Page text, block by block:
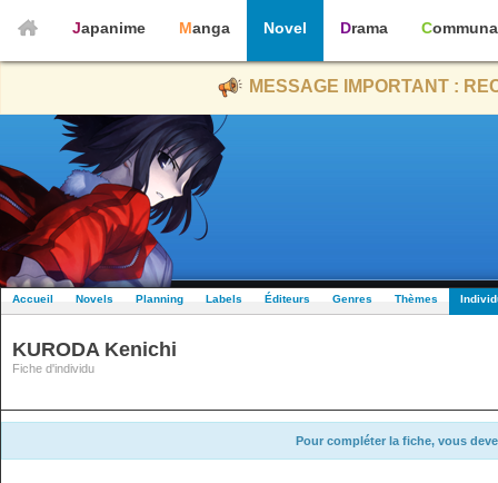
Japanime Manga Novel Drama
MESSAGE IMPORTANT :
Accueil Novels Planning Labels Éditeurs Genres Thèmes
KURODA Kenichi
Fiche d'individu
Pour compléter la fiche, vous